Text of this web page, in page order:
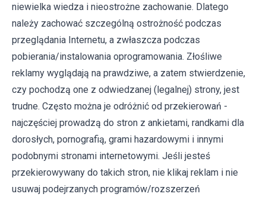
niewielka wiedza i nieostrożne zachowanie. Dlatego
należy zachować szczególną ostrożność podczas
przeglądania Internetu, a zwłaszcza podczas
pobierania/instalowania oprogramowania. Złośliwe
reklamy wyglądają na prawdziwe, a zatem stwierdzenie,
czy pochodzą one z odwiedzanej (legalnej) strony, jest
trudne. Często można je odróżnić od przekierowań -
najczęściej prowadzą do stron z ankietami, randkami dla
dorosłych, pornografią, grami hazardowymi i innymi
podobnymi stronami internetowymi. Jeśli jesteś
przekierowywany do takich stron, nie klikaj reklam i nie
usuwaj podejrzanych programów/rozszerzeń